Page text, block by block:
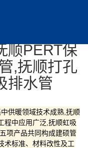
方案
顺PERT保
,抚顺打孔
排水管
供暖领域技术成熟,抚顺
程中应用广泛,抚顺虹吸
项产品共同构成建硕管
术标准、材料改性及工